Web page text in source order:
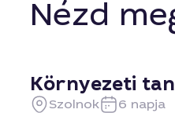
Nézd
Környezeti
Szolnok
6 napja